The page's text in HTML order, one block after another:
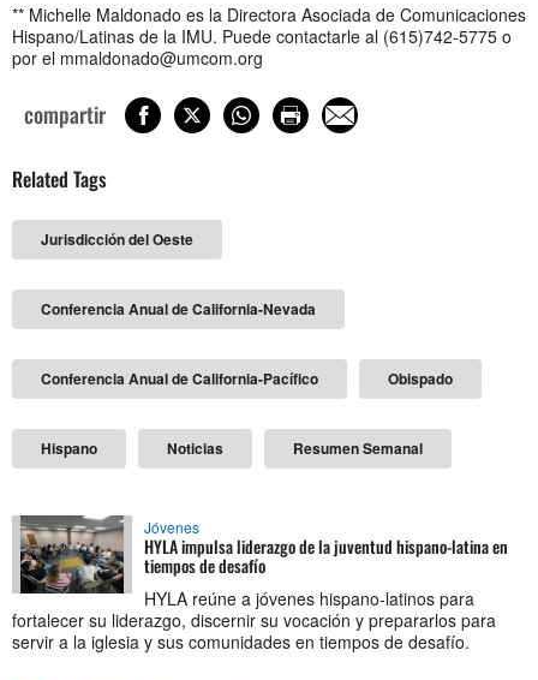
** Michelle Maldonado es la Directora Asociada de Comunicaciones
Hispano/Latinas de la IMU. Puede contactarle al (615)742-5775 o
por el mmaldonado@umcom.org
compartir
Related Tags
Jurisdicción del Oeste
Conferencia Anual de California-Nevada
Conferencia Anual de California-Pacífico Obispado
Hispano Noticias Resumen Semanal
Jóvenes
HYLA impulsa liderazgo de la juventud hispano-latina en
tiempos de desafío
HYLA reúne a jóvenes hispano-latinos para
fortalecer su liderazgo, discernir su vocación y prepararlos para
servir a la iglesia y sus comunidades en tiempos de desafío.